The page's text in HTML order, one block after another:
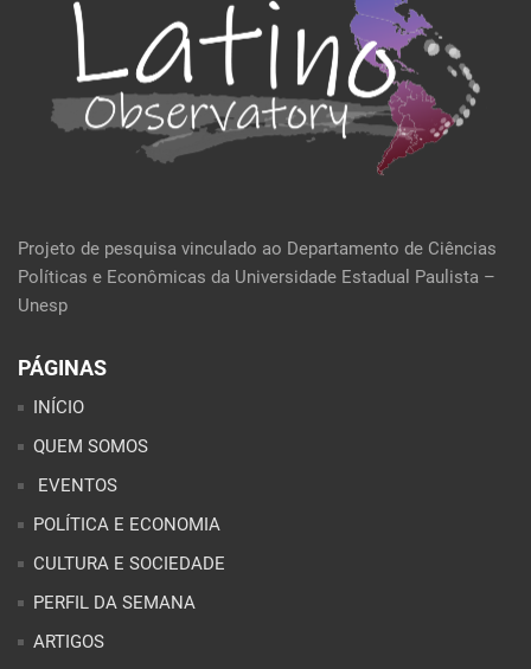
Projeto de pesquisa vinculado ao Departamento de Ciências
Políticas e Econômicas da Universidade Estadual Paulista –
Unesp
PÁGINAS
INÍCIO
QUEM SOMOS
EVENTOS
POLÍTICA E ECONOMIA
CULTURA E SOCIEDADE
PERFIL DA SEMANA
ARTIGOS